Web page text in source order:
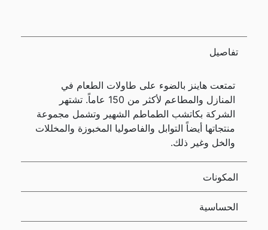
تفاصيل
تمتعت هاينز بالضوء على طاولات الطعام في
المنازل والمطاعم لأكثر من 150 عاماً. تشتهر
الشركة بكاتشب الطماطم الشهير وتشمل مجموعة
منتجاتها أيضاً التوابل والفاصوليا المخبوزة والمخللات
والخل وغير ذلك.
المكونات
الحساسية